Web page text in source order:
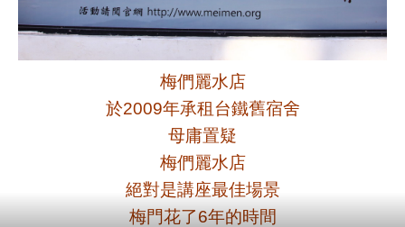
梅們麗水店
於2009年承租台鐵舊宿舍
母庸置疑
梅們麗水店
絕對是講座最佳場景
梅門花了6年的時間